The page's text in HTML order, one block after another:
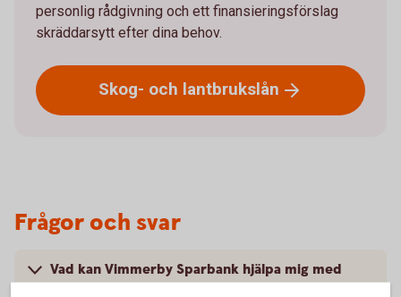
personlig rådgivning och ett finansieringsförslag
skräddarsytt efter dina behov.
Skog- och lantbrukslån
Frågor och svar
Vad kan Vimmerby Sparbank hjälpa mig med
som skogs- och lantbrukare?